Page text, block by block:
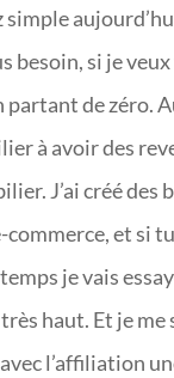
simple
besoin, si je
de zéro.
à avoir des
J’ai créé des
commerce, et si
je vais
haut. Et je
l’affiliation